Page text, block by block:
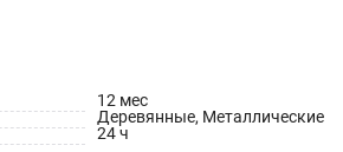
12 мес
Деревянные, Металлические
24 ч